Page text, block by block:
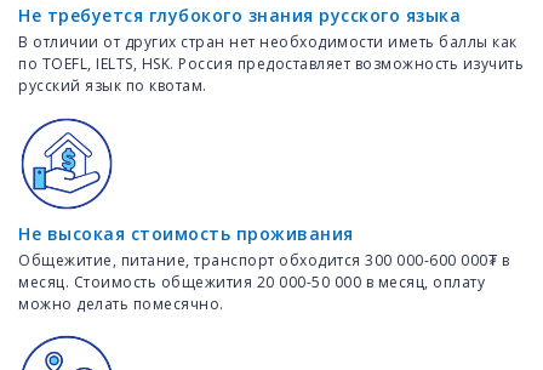
Не требуется глубокого знания русского языка
В отличии от других стран нет необходимости иметь баллы как
по TOEFL, IELTS, HSK. Россия предоставляет возможность изучить
русский язык по квотам.
Не высокая стоимость проживания
Общежитие, питание, транспорт обходится 300 000-600 000₮ в
месяц. Стоимость общежития 20 000-50 000 в месяц, оплату
можно делать помесячно.